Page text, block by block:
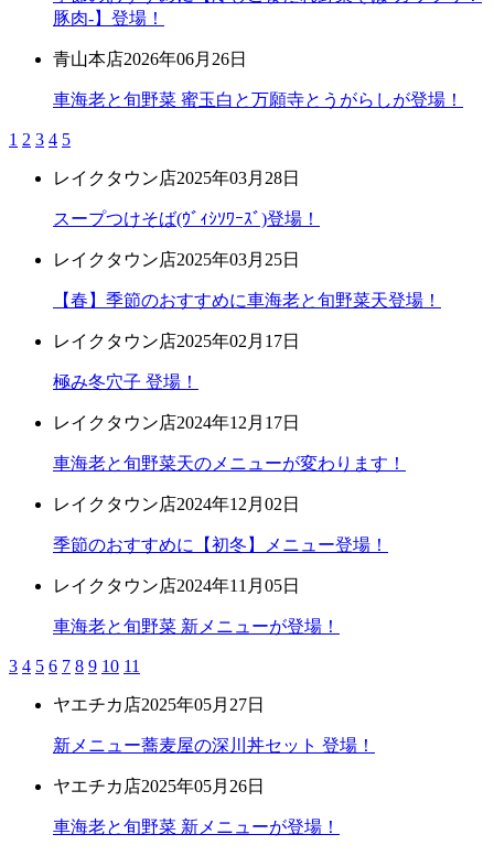
豚肉-】登場！
青山本店2026年06月26日
車海老と旬野菜 蜜玉白と万願寺とうがらしが登場！
1 2 3 4 5
レイクタウン店2025年03月28日
スープつけそば(ｳﾞｨｼｿﾜｰｽﾞ)登場！
レイクタウン店2025年03月25日
【春】季節のおすすめに車海老と旬野菜天登場！
レイクタウン店2025年02月17日
極み冬穴子 登場！
レイクタウン店2024年12月17日
車海老と旬野菜天のメニューが変わります！
レイクタウン店2024年12月02日
季節のおすすめに【初冬】メニュー登場！
レイクタウン店2024年11月05日
車海老と旬野菜 新メニューが登場！
3 4 5 6 7 8 9 10 11
ヤエチカ店2025年05月27日
新メニュー蕎麦屋の深川丼セット 登場！
ヤエチカ店2025年05月26日
車海老と旬野菜 新メニューが登場！